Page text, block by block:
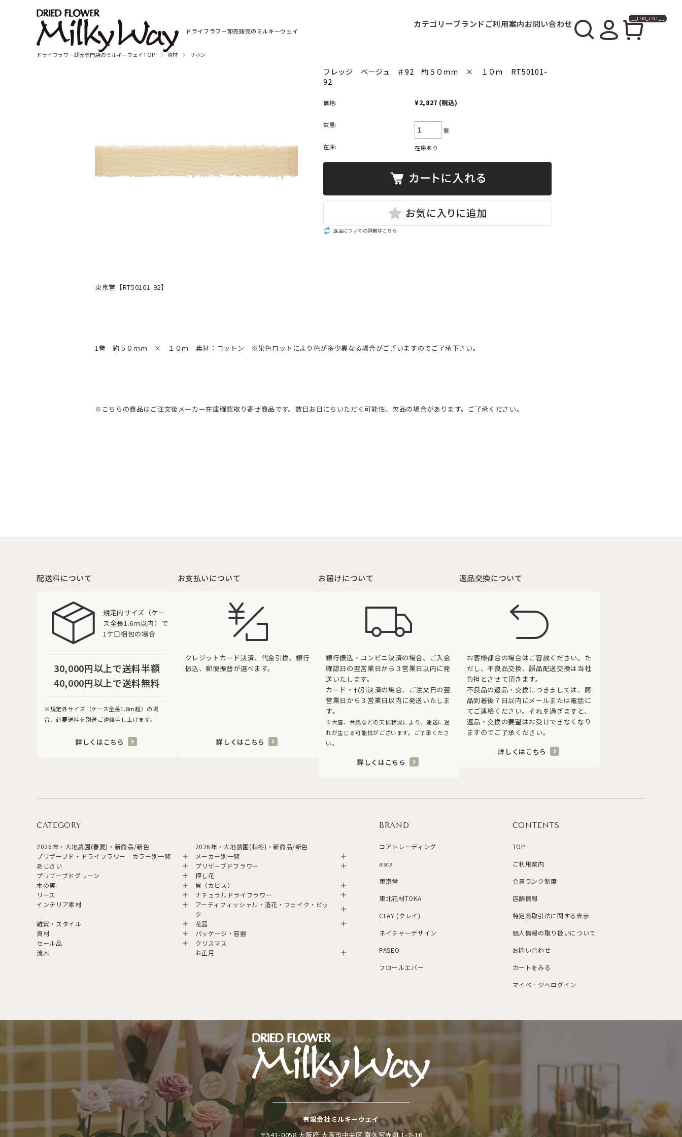
ドライフラワー卸売販売のミルキーウェイ
カテゴリーブランド ご利用案内お問い合わせ __ITM_CNT__
ドライフラワー卸売専門店のミルキーウェイTOP 資材 リボン
フレッジ ベージュ ＃92 約５０ｍｍ × １０ｍ RT50101-
92
価格: ¥2,827 (税込)
数量:
個
在庫: 在庫あり
返品についての詳細はこちら
東京堂【RT50101-92】
1巻 約５０ｍｍ × １０ｍ 素材：コットン ※染色ロットにより色が多少異なる場合がございますのでご了承下さい。
※こちらの商品はご注文後メーカー在庫確認取り寄せ商品です。数日お日にちいただく可能性、欠品の場合があります。ご了承ください。
配送料について
規定内サイズ（ケー
ス全長1.6ｍ以内）で
1ケ口梱包の場合
30,000円以上で送料半額
40,000円以上で送料無料
※規定外サイズ（ケース全長1.8ｍ超）の場
合、必要送料を別送ご連絡申し上げます。
詳しくはこちら
お支払いについて
クレジットカード決済、代金引換、銀行
振込、郵便振替が選べます。
詳しくはこちら
お届けについて
銀行振込・コンビニ決済の場合、ご入金
確認日の翌営業日から３営業日以内に発
送いたします。
カード・代引決済の場合、ご注文日の翌
営業日から３営業日以内に発送いたしま
す。
※大雪、台風などの天候状況により、運送に遅
れが生じる可能性がございます。ご了承くださ
い。
詳しくはこちら
返品交換について
お客様都合の場合はご容赦ください。た
だし、不良品交換、誤品配送交換は当社
負担とさせて頂きます。
不良品の返品・交換につきましては、商
品到着後７日以内にメールまたは電話に
てご連絡ください。それを過ぎますと、
返品・交換の要望はお受けできなくなり
ますのでご了承ください。
詳しくはこちら
CATEGORY
2026年・大地農園(春夏)・新商品/新色
2026年・大地農園(秋冬)・新商品/新色
プリザーブド・ドライフラワー カラー別一覧
メーカー別一覧
あじさい
プリザーブドフラワー
プリザーブドグリーン
押し花
木の実
貝（カピス）
リース
ナチュラルドライフラワー
インテリア素材
アーティフィッシャル・造花・フェイク・ピッ
ク
雑貨・スタイル
花器
資材
パッケ－ジ・容器
セール品
クリスマス
流木
お正月
BRAND
コアトレーディング
asca
東京堂
東北花材TOKA
CLAY (クレイ)
ネイチャーデザイン
PASEO
フロールエバー
CONTENTS
TOP
ご利用案内
会員ランク制度
店舗情報
特定商取引法に関する表示
個人情報の取り扱いについて
お問い合わせ
カートをみる
マイページへログイン
有限会社ミルキーウェイ
〒541-0058 大阪府 大阪市中央区 南久宝寺町 1-7-16